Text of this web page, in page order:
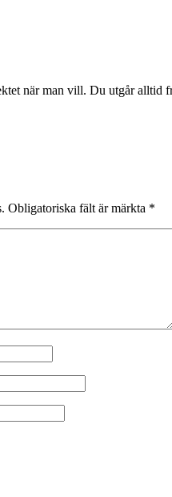
när man vill. Du utgår alltid
Obligatoriska fält är märkta *